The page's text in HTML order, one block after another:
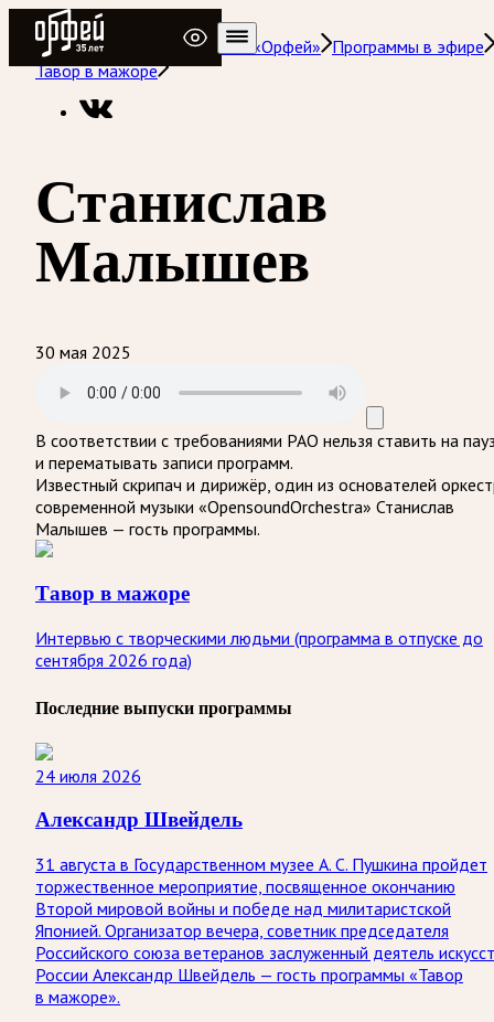
Радио Орфей
Радио классической музыки «Орфей» Программы в эфире
Тавор в мажоре
Станислав
Малышев
30 мая 2025
В соответствии с требованиями РАО нельзя ставить на
и перематывать записи программ.
Известный скрипач и дирижёр, один из основателей
современной музыки «OpensoundOrchestra» Станислав
Малышев — гость программы.
Тавор в мажоре
Интервью с творческими людьми (программа в отпуске до
сентября 2026 года)
Последние выпуски программы
24 июля 2026
Александр Швейдель
31 августа в Государственном музее А. С. Пушкина пройдет
торжественное мероприятие, посвященное окончанию
Второй мировой войны и победе над милитаристской
Японией. Организатор вечера, советник председателя
Российского союза ветеранов заслуженный деятель
России Александр Швейдель — гость программы «Тавор
в мажоре».